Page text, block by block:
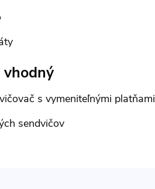
vhodný
s vymeniteľnými platňami
sendvičov